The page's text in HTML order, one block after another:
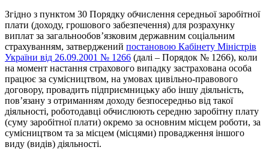
Згідно з пунктом 30 Порядку обчислення середньої заробітної
плати (доходу, грошового забезпечення) для розрахунку
виплат за загальнообов’язковим державним соціальним
страхуванням, затверджений постановою Кабінету Міністрів
України від 26.09.2001 № 1266 (далі – Порядок № 1266), коли
на момент настання страхового випадку застрахована особа
працює за сумісництвом, на умовах цивільно-правового
договору, провадить підприємницьку або іншу діяльність,
пов’язану з отриманням доходу безпосередньо від такої
діяльності, роботодавці обчислюють середню заробітну плату
(суму заробітної плати) окремо за основним місцем роботи, за
сумісництвом та за місцем (місцями) провадження іншого
виду (видів) діяльності.